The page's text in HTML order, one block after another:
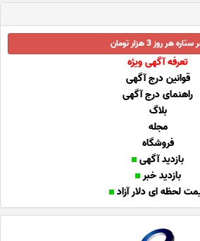
هر روز 3 هزار تومان
تعرفه آگهی ویژه
قوانین درج آگهی
راهنمای درج آگهی
بلاگ
مجله
فروشگاه
بازدید آگهی
بازدید خبر
لحظه ای دلار آزاد